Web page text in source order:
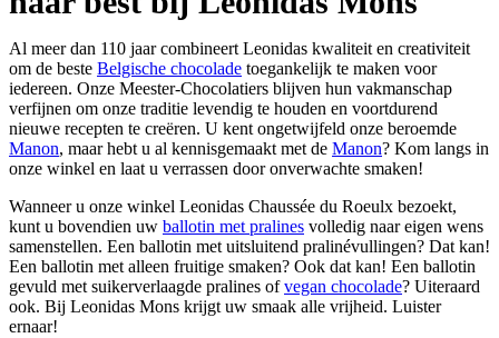
Al meer dan 110 jaar combineert Leonidas kwaliteit en creativiteit
om de beste Belgische chocolade toegankelijk te maken voor
iedereen. Onze Meester-Chocolatiers blijven hun vakmanschap
verfijnen om onze traditie levendig te houden en voortdurend
nieuwe recepten te creëren. U kent ongetwijfeld onze beroemde
Manon, maar hebt u al kennisgemaakt met de Manon? Kom langs in
onze winkel en laat u verrassen door onverwachte smaken!
Wanneer u onze winkel Leonidas Chaussée du Roeulx bezoekt,
kunt u bovendien uw ballotin met pralines volledig naar eigen wens
samenstellen. Een ballotin met uitsluitend pralinévullingen? Dat kan!
Een ballotin met alleen fruitige smaken? Ook dat kan! Een ballotin
gevuld met suikerverlaagde pralines ofvegan chocolade? Uiteraard
ook. Bij Leonidas Mons krijgt uw smaak alle vrijheid. Luister
ernaar!